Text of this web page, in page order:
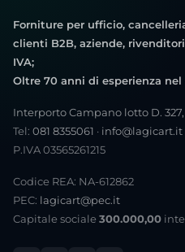
Forniture per ufficio,
clienti B2B, aziende,
IVA;
Oltre 70 anni di esperienza nel
Interporto Campano lotto D.
Tel: 081 8355061 · info@lagicart.it
P.IVA 03565261215
Codice REA: NA-612862
PEC: lagicart@pec.it
Capitale sociale 300.000,00